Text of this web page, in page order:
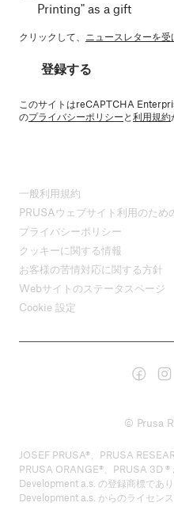
Printing" as a gift
クリックして、 ニュースレターを受
登録する
このサイトはreCAPTCHA
のプライバシーポリシーと利用規約
一般利用規約
PRUSAウェブサイト利用のため
プライバシーポリシー
クッキーに関する情報
お客様の苦情対応に関する方針
Webサイトのステータスページ
Cookie 設定
© Prusa
JOSEF PRUSA®、PRUSA
PRUSA ORANGE®、PRUSA 3D ®
Development a.s. の登録商標であ
Development a.s. からのライセン